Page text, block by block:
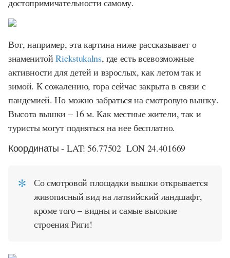
Вот, например, эта картина ниже рассказывает о
знаменитойRiekstukalns, где есть всевозможные
активности для детей и взрослых, как летом так и
зимой. К сожалению, гора сейчас закрыта в связи с
пандемией. Но можно забраться на смотровую вышку.
Высота вышки – 16 м. Как местные жители, так и
туристы могут подняться на нее бесплатно.
Координаты - LAT: 56.77502 LON 24.401669
Со смотровой площадки вышки открывается
живописный вид на латвийский ландшафт,
кроме того – видны и самые высокие
строения Риги!